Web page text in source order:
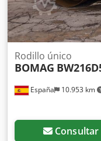
España 10.953 km
Rodillo único
BOMAG
Consultar